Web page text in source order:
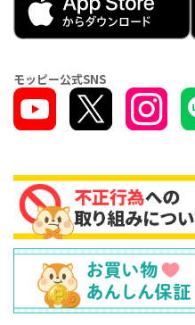
モッピー公式SNS